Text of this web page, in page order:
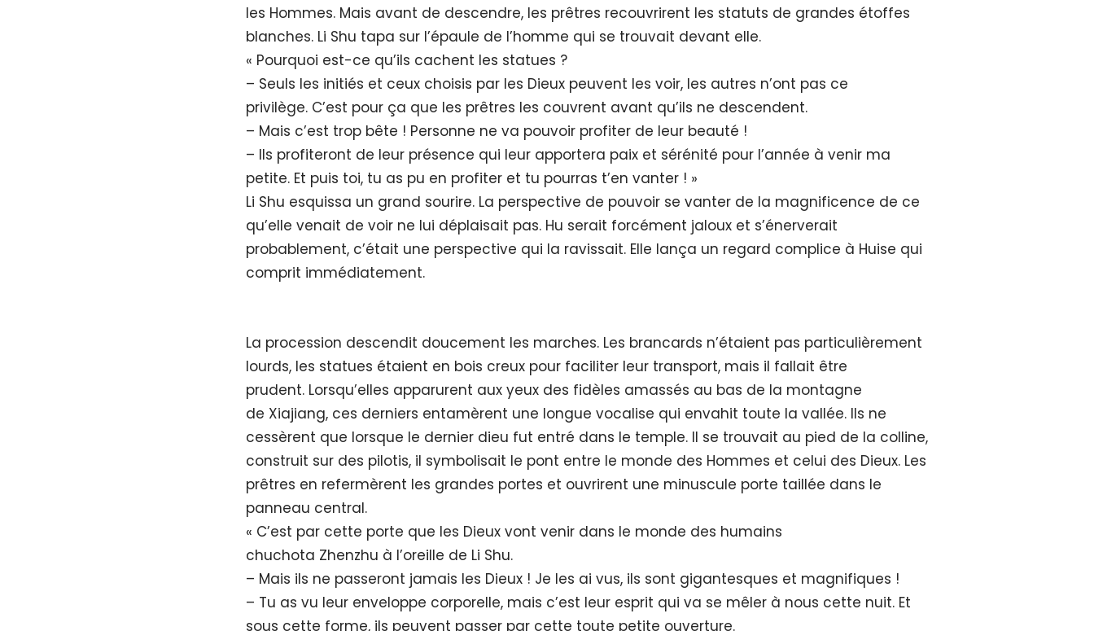
les Hommes. Mais avant de descendre, les prêtres recouvrirent les statuts de grandes étoffes
blanches. Li Shu tapa sur l’épaule de l’homme qui se trouvait devant elle.
« Pourquoi est-ce qu’ils cachent les statues ?
– Seuls les initiés et ceux choisis par les Dieux peuvent les voir, les autres n’ont pas ce
privilège. C’est pour ça que les prêtres les couvrent avant qu’ils ne descendent.
– Mais c’est trop bête ! Personne ne va pouvoir profiter de leur beauté !
– Ils profiteront de leur présence qui leur apportera paix et sérénité pour l’année à venir ma
petite. Et puis toi, tu as pu en profiter et tu pourras t’en vanter ! »
Li Shu esquissa un grand sourire. La perspective de pouvoir se vanter de la magnificence de ce
qu’elle venait de voir ne lui déplaisait pas. Hu serait forcément jaloux et s’énerverait
probablement, c’était une perspective qui la ravissait. Elle lança un regard complice à Huise qui
comprit immédiatement.
La procession descendit doucement les marches. Les brancards n’étaient pas particulièrement
lourds, les statues étaient en bois creux pour faciliter leur transport, mais il fallait être
prudent. Lorsqu’elles apparurent aux yeux des fidèles amassés au bas de la montagne
de Xiajiang, ces derniers entamèrent une longue vocalise qui envahit toute la vallée. Ils ne
cessèrent que lorsque le dernier dieu fut entré dans le temple. Il se trouvait au pied de la colline,
construit sur des pilotis, il symbolisait le pont entre le monde des Hommes et celui des Dieux. Les
prêtres en refermèrent les grandes portes et ouvrirent une minuscule porte taillée dans le
panneau central.
« C’est par cette porte que les Dieux vont venir dans le monde des humains
chuchota Zhenzhu à l’oreille de Li Shu.
– Mais ils ne passeront jamais les Dieux ! Je les ai vus, ils sont gigantesques et magnifiques !
– Tu as vu leur enveloppe corporelle, mais c’est leur esprit qui va se mêler à nous cette nuit. Et
sous cette forme, ils peuvent passer par cette toute petite ouverture.